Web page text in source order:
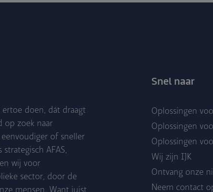
doen, dát draagt
op zoek naar
of sneller
AFAS,
wij voor
sector, door de
Snel naar
Oplossingen
Oplossingen
Oplossingen
Wij zijn IJK
Ontvang onze
Neem contact